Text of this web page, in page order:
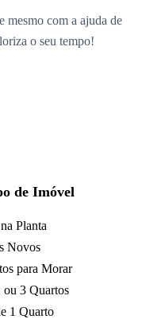
mesmo com a ajuda de
o seu tempo!
de Imóvel
Planta
Novos
para Morar
ou 3 Quartos
1 Quarto